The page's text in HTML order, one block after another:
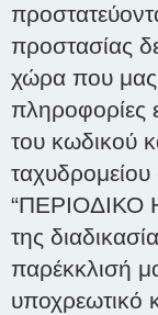
προστασίας
χώρα που μας
πληροφορίες
του κωδικού
“ΠΕΡΙΟΔΙΚΟ
της
παρέκκλισή
υποχρεωτικό